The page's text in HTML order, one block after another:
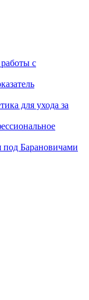
с
для ухода за
под Барановичами